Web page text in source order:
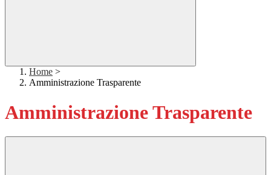
Home >
Amministrazione Trasparente
Amministrazione Trasparente